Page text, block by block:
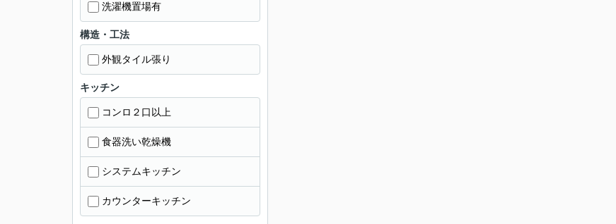
洗濯機置場有
構造・工法
外観タイル張り
キッチン
コンロ２口以上
食器洗い乾燥機
システムキッチン
カウンターキッチン